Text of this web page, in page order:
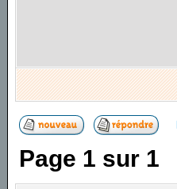
Page 1 sur 1